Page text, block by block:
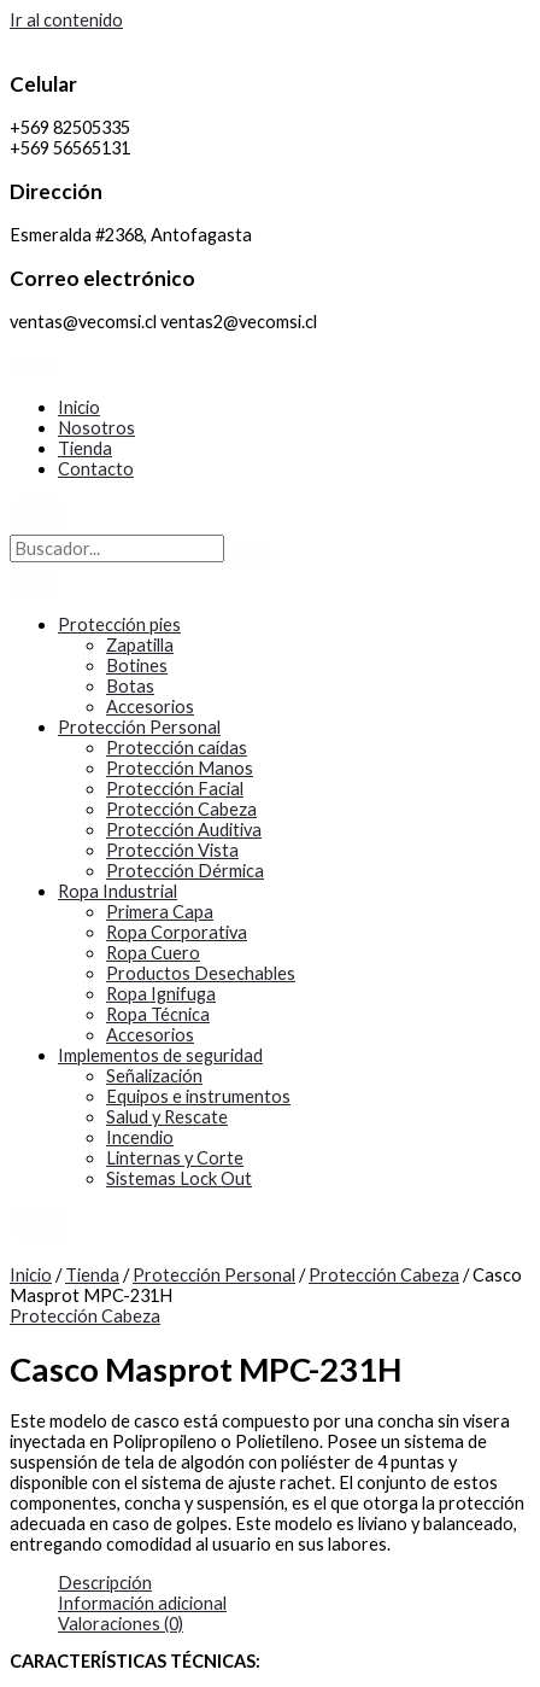
Ir al contenido
Celular
+569 82505335
+569 56565131
Dirección
Esmeralda #2368, Antofagasta
Correo electrónico
ventas@vecomsi.cl ventas2@vecomsi.cl
Inicio
Nosotros
Tienda
Contacto
Protección pies
Zapatilla
Botines
Botas
Accesorios
Protección Personal
Protección caídas
Protección Manos
Protección Facial
Protección Cabeza
Protección Auditiva
Protección Vista
Protección Dérmica
Ropa Industrial
Primera Capa
Ropa Corporativa
Ropa Cuero
Productos Desechables
Ropa Ignifuga
Ropa Técnica
Accesorios
Implementos de seguridad
Señalización
Equipos e instrumentos
Salud y Rescate
Incendio
Linternas y Corte
Sistemas Lock Out
Inicio /Tienda /Protección Personal /Protección Cabeza / Casco
Masprot MPC-231H
Protección Cabeza
Casco Masprot MPC-231H
Este modelo de casco está compuesto por una concha sin visera
inyectada en Polipropileno o Polietileno. Posee un sistema de
suspensión de tela de algodón con poliéster de 4 puntas y
disponible con el sistema de ajuste rachet. El conjunto de estos
componentes, concha y suspensión, es el que otorga la protección
adecuada en caso de golpes. Este modelo es liviano y balanceado,
entregando comodidad al usuario en sus labores.
Descripción
Información adicional
Valoraciones (0)
CARACTERÍSTICAS TÉCNICAS: